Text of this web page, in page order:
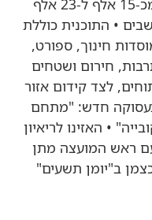
מכ-15 אלף ל-23 אלף
• התוכנית כוללת
חינוך, ספורט,
חירום ושטחים
לצד קידום אזור
חדש: "מתחם
• האזינו לריאיון
ראש המועצה מתן
ב"יומן תשעים"